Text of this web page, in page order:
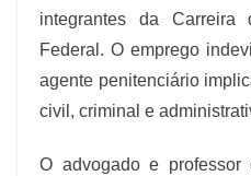
integrantes da Carreira
Federal. O emprego
agente penitenciário
civil, criminal e
O advogado e